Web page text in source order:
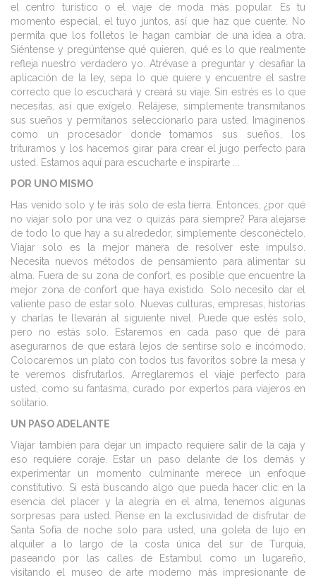
el centro turístico o el viaje de moda más popular. Es tu
momento especial, el tuyo juntos, así que haz que cuente. No
permita que los folletos le hagan cambiar de una idea a otra.
Siéntense y pregúntense qué quieren, qué es lo que realmente
refleja nuestro verdadero yo. Atrévase a preguntar y desafiar la
aplicación de la ley, sepa lo que quiere y encuentre el sastre
correcto que lo escuchará y creará su viaje. Sin estrés es lo que
necesitas, así que exígelo. Relájese, simplemente transmítanos
sus sueños y permítanos seleccionarlo para usted. Imagínenos
como un procesador donde tomamos sus sueños, los
trituramos y los hacemos girar para crear el jugo perfecto para
usted. Estamos aquí para escucharte e inspirarte ...
POR UNO MISMO
Has venido solo y te irás solo de esta tierra. Entonces, ¿por qué
no viajar solo por una vez o quizás para siempre? Para alejarse
de todo lo que hay a su alrededor, simplemente desconéctelo.
Viajar solo es la mejor manera de resolver este impulso.
Necesita nuevos métodos de pensamiento para alimentar su
alma. Fuera de su zona de confort, es posible que encuentre la
mejor zona de confort que haya existido. Solo necesito dar el
valiente paso de estar solo. Nuevas culturas, empresas, historias
y charlas te llevarán al siguiente nivel. Puede que estés solo,
pero no estás solo. Estaremos en cada paso que dé para
asegurarnos de que estará lejos de sentirse solo e incómodo.
Colocaremos un plato con todos tus favoritos sobre la mesa y
te veremos disfrutarlos. Arreglaremos el viaje perfecto para
usted, como su fantasma, curado por expertos para viajeros en
solitario.
UN PASO ADELANTE
Viajar también para dejar un impacto requiere salir de la caja y
eso requiere coraje. Estar un paso delante de los demás y
experimentar un momento culminante merece un enfoque
constitutivo. Si está buscando algo que pueda hacer clic en la
esencia del placer y la alegría en el alma, tenemos algunas
sorpresas para usted. Piense en la exclusividad de disfrutar de
Santa Sofía de noche solo para usted, una goleta de lujo en
alquiler a lo largo de la costa única del sur de Turquía,
paseando por las calles de Estambul como un lugareño,
visitando el museo de arte moderno más impresionante de